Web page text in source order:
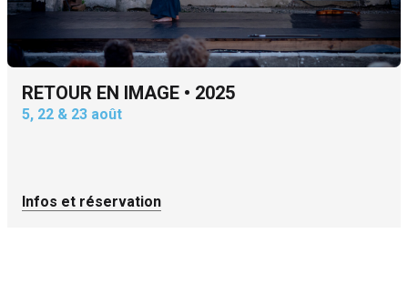
RETOUR EN IMAGE • 2025
5, 22 & 23 août
Infos et réservation